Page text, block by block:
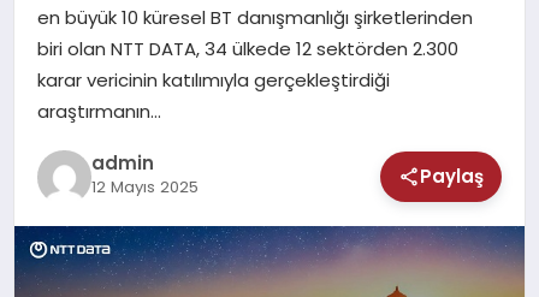
TEKNOLOJI
en büyük 10 küresel BT danışmanlığı şirketlerinden
biri olan NTT DATA, 34 ülkede 12 sektörden 2.300
karar vericinin katılımıyla gerçekleştirdiği
araştırmanın…
admin
12 Mayıs 2025 Paylaş